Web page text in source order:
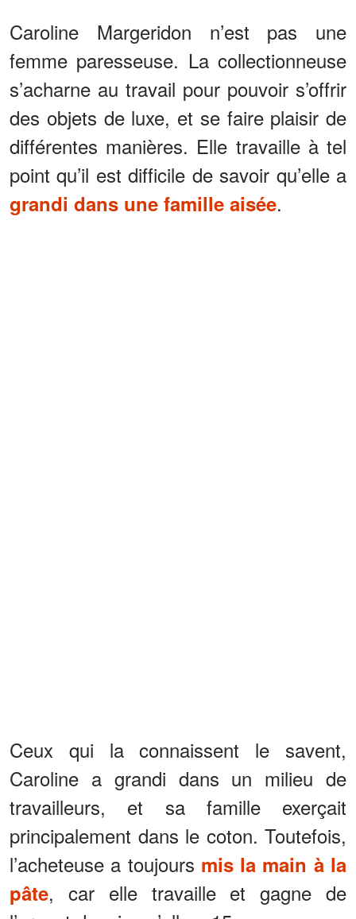
Caroline Margeridon n’est pas une
femme paresseuse. La collectionneuse
s’acharne au travail pour pouvoir s’offrir
des objets de luxe, et se faire plaisir de
différentes manières. Elle travaille à tel
point qu’il est difficile de savoir qu’elle a
grandi dans une famille aisée.
Ceux qui la connaissent le savent,
Caroline a grandi dans un milieu de
travailleurs, et sa famille exerçait
principalement dans le coton. Toutefois,
l’acheteuse a toujours mis la main à la
pâte, car elle travaille et gagne de